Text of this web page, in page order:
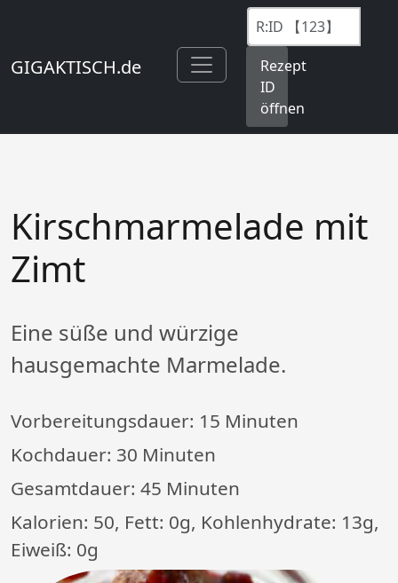
GIGAKTISCH.de
Rezept
ID
öffnen
Kirschmarmelade mit
Zimt
Eine süße und würzige
hausgemachte Marmelade.
Vorbereitungsdauer: 15 Minuten
Kochdauer: 30 Minuten
Gesamtdauer: 45 Minuten
Kalorien: 50, Fett: 0g, Kohlenhydrate: 13g,
Eiweiß: 0g